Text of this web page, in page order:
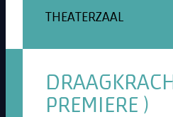
THEATERZAAL
PREMIERE )